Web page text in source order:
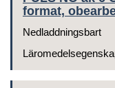
format,
Nedladdningsbart